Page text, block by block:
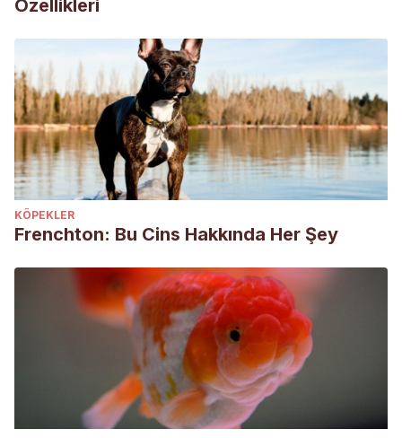
Özellikleri
KÖPEKLER
Frenchton: Bu Cins Hakkında Her Şey